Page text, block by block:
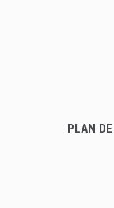
PLAN